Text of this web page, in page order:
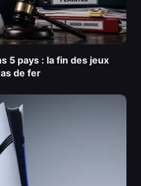
5 pays : la fin des jeux
de fer